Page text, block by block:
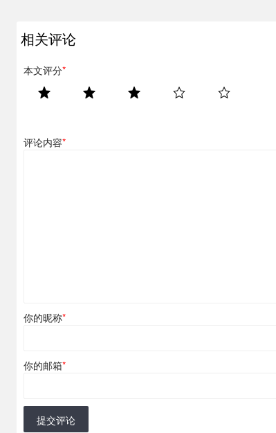
相关评论
本文评分*
评论内容*
你的昵称*
你的邮箱*
提交评论